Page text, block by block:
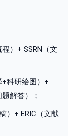
）+ SSRN（文
+科研绘图）+
解答）；
）+ ERIC（文献